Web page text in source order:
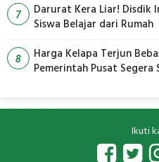
7
Darurat Kera Liar! Disdik
Siswa Belajar dari Rumah
8
Harga Kelapa Terjun
Pemerintah Pusat Segera
Ikuti